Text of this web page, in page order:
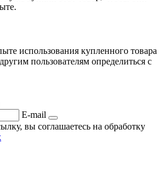
использования купленного товара
пользователям определиться с
E-mail
вы соглашаетесь на обработку